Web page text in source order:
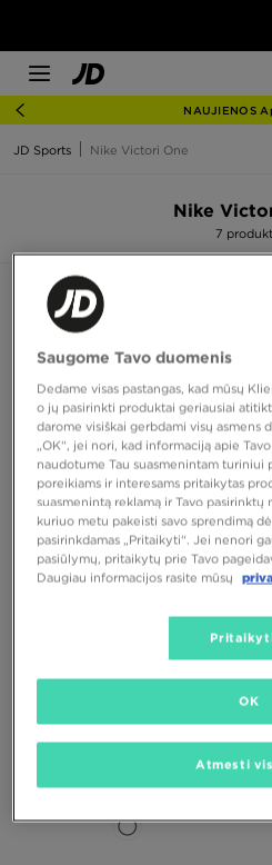
NAUJIENOS
JD Sports Nike Victori One
Nike
7
Rūšiuoti:Rekomenduojama
NIKE
Saugome Tavo duomenis
Dedame visas pastangas, kad mūsų
o jų pasirinkti produktai geriausiai
darome visiškai gerbdami visų asmens
„OK“, jei nori, kad informaciją apie
naudotume Tau suasmenintam turiniui
poreikiams ir interesams pritaikytas
suasmenintą reklamą ir Tavo
kuriuo metu pakeisti savo sprendimą
pasirinkdamas „Pritaikyti“. Jei nenori
pasiūlymų, pritaikytų prie Tavo
Daugiau informacijos rasite mūsų
Atmesti
OK